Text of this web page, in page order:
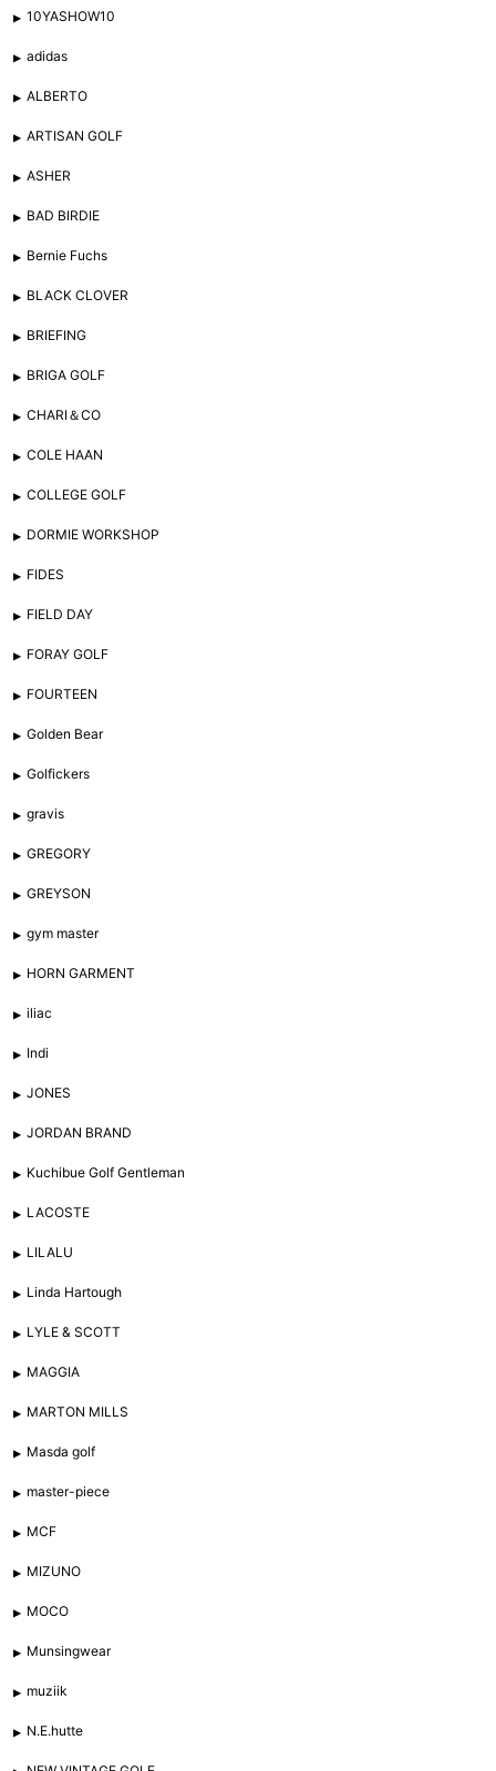
10YASHOW10
adidas
ALBERTO
ARTISAN GOLF
ASHER
BAD BIRDIE
Bernie Fuchs
BLACK CLOVER
BRIEFING
BRIGA GOLF
CHARI＆CO
COLE HAAN
COLLEGE GOLF
DORMIE WORKSHOP
FIDES
FIELD DAY
FORAY GOLF
FOURTEEN
Golden Bear
Golfickers
gravis
GREGORY
GREYSON
gym master
HORN GARMENT
iliac
Indi
JONES
JORDAN BRAND
Kuchibue Golf Gentleman
LACOSTE
LILALU
Linda Hartough
LYLE & SCOTT
MAGGIA
MARTON MILLS
Masda golf
master-piece
MCF
MIZUNO
MOCO
Munsingwear
muziik
N.E.hutte